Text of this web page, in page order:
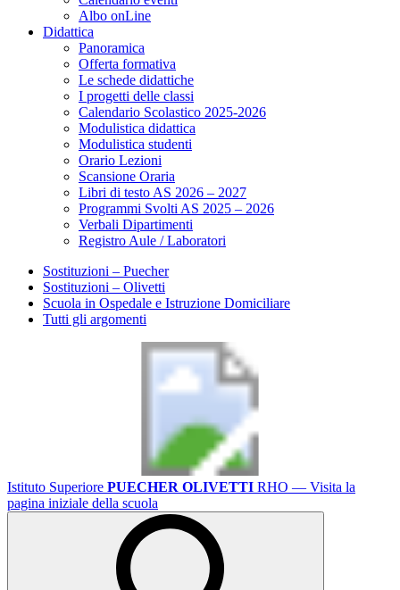
Albo onLine
Didattica
Panoramica
Offerta formativa
Le schede didattiche
I progetti delle classi
Calendario Scolastico 2025-2026
Modulistica didattica
Modulistica studenti
Orario Lezioni
Scansione Oraria
Libri di testo AS 2026 – 2027
Programmi Svolti AS 2025 – 2026
Verbali Dipartimenti
Registro Aule / Laboratori
Sostituzioni – Puecher
Sostituzioni – Olivetti
Scuola in Ospedale e Istruzione Domiciliare
Tutti gli argomenti
Istituto Superiore PUECHER OLIVETTI RHO — Visita la
pagina iniziale della scuola